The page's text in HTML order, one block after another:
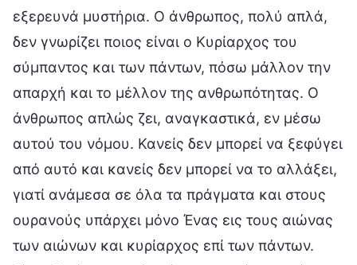
εξερευνά μυστήρια. Ο άνθρωπος, πολύ απλά,
δεν γνωρίζει ποιος είναι ο Κυρίαρχος του
σύμπαντος και των πάντων, πόσω μάλλον την
απαρχή και το μέλλον της ανθρωπότητας. Ο
άνθρωπος απλώς ζει, αναγκαστικά, εν μέσω
αυτού του νόμου. Κανείς δεν μπορεί να ξεφύγει
από αυτό και κανείς δεν μπορεί να το αλλάξει,
γιατί ανάμεσα σε όλα τα πράγματα και στους
ουρανούς υπάρχει μόνο Ένας εις τους αιώνας
των αιώνων και κυρίαρχος επί των πάντων.